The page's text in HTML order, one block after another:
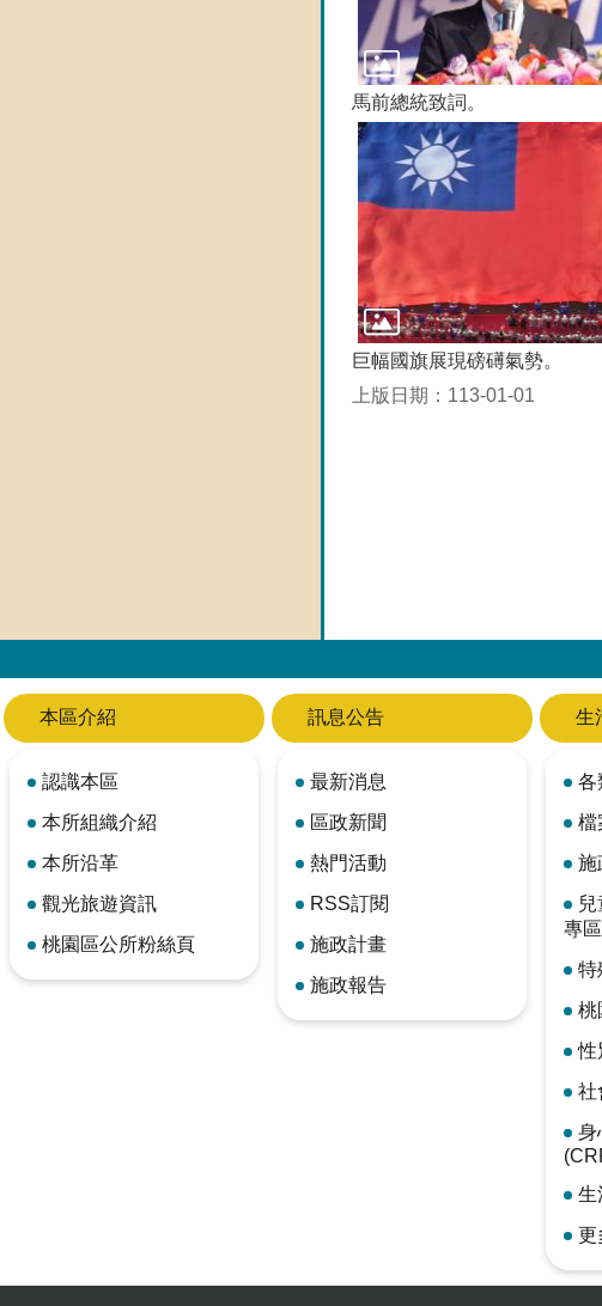
馬前總統致詞。
巨幅國旗展現磅礡氣勢。
上版日期：113-01-01
本區介紹
認識本區
本所組織介紹
本所沿革
觀光旅遊資訊
桃園區公所粉絲頁
訊息公告
最新消息
區政新聞
熱門活動
RSS訂閱
施政計畫
施政報告
生
各
檔
施
兒
專區
特
桃
性
社
身
生
更